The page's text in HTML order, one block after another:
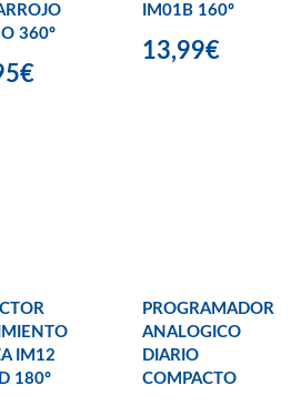
360º
IM01B 160º
13,99€
IM12
180º
PROGRAMADOR
ANALOGICO
DIARIO
COMPACTO